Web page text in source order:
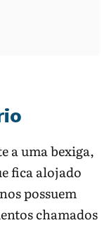
a uma bexiga,
fica alojado
possuem
chamados